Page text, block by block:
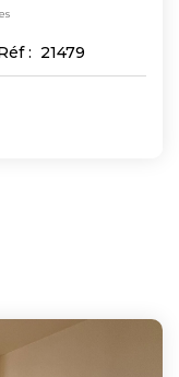
: 21479